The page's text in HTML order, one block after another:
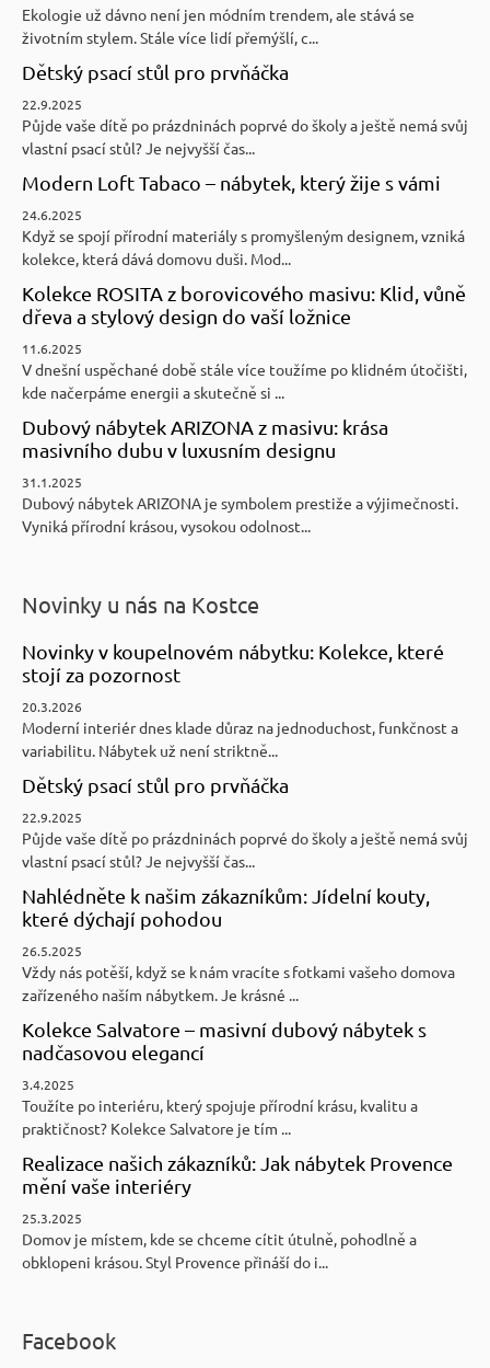
Ekologie už dávno není jen módním trendem, ale stává se
životním stylem. Stále více lidí přemýšlí, c...
Dětský psací stůl pro prvňáčka
22.9.2025
Půjde vaše dítě po prázdninách poprvé do školy a ještě nemá svůj
vlastní psací stůl? Je nejvyšší čas...
Modern Loft Tabaco – nábytek, který žije s vámi
24.6.2025
Když se spojí přírodní materiály s promyšleným designem, vzniká
kolekce, která dává domovu duši. Mod...
Kolekce ROSITA z borovicového masivu: Klid, vůně
dřeva a stylový design do vaší ložnice
11.6.2025
V dnešní uspěchané době stále více toužíme po klidném útočišti,
kde načerpáme energii a skutečně si ...
Dubový nábytek ARIZONA z masivu: krása
masivního dubu v luxusním designu
31.1.2025
Dubový nábytek ARIZONA je symbolem prestiže a výjimečnosti.
Vyniká přírodní krásou, vysokou odolnost...
Novinky u nás na Kostce
Novinky v koupelnovém nábytku: Kolekce, které
stojí za pozornost
20.3.2026
Moderní interiér dnes klade důraz na jednoduchost, funkčnost a
variabilitu. Nábytek už není striktně...
Dětský psací stůl pro prvňáčka
22.9.2025
Půjde vaše dítě po prázdninách poprvé do školy a ještě nemá svůj
vlastní psací stůl? Je nejvyšší čas...
Nahlédněte k našim zákazníkům: Jídelní kouty,
které dýchají pohodou
26.5.2025
Vždy nás potěší, když se k nám vracíte s fotkami vašeho domova
zařízeného naším nábytkem. Je krásné ...
Kolekce Salvatore – masivní dubový nábytek s
nadčasovou elegancí
3.4.2025
Toužíte po interiéru, který spojuje přírodní krásu, kvalitu a
praktičnost? Kolekce Salvatore je tím ...
Realizace našich zákazníků: Jak nábytek Provence
mění vaše interiéry
25.3.2025
Domov je místem, kde se chceme cítit útulně, pohodlně a
obklopeni krásou. Styl Provence přináší do i...
Facebook